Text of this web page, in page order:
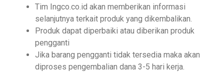
Tim Ingco.co.id akan memberikan informasi
selanjutnya terkait produk yang dikembalikan.
Produk dapat diperbaiki atau diberikan produk
pengganti
Jika barang pengganti tidak tersedia maka akan
diproses pengembalian dana 3-5 hari kerja.
Cordless
Tools